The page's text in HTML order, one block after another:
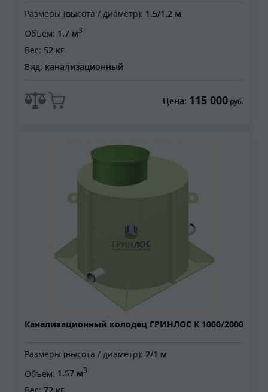
Размеры (высота / диаметр): 1.5/1.2 м
Объем: 1.7 м3
Вес: 52 кг
Вид: канализационный
Цена: 115 000 руб.
Канализационный колодец ГРИНЛОС К 1000/2000
Размеры (высота / диаметр): 2/1 м
Объем: 1.57 м3